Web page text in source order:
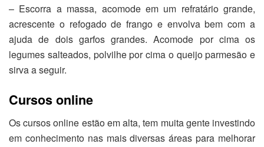
– Escorra a massa, acomode em um refratário grande,
acrescente o refogado de frango e envolva bem com a
ajuda de dois garfos grandes. Acomode por cima os
legumes salteados, polvilhe por cima o queijo parmesão e
sirva a seguir.
Cursos online
Os cursos online estão em alta, tem muita gente investindo
em conhecimento nas mais diversas áreas para melhorar